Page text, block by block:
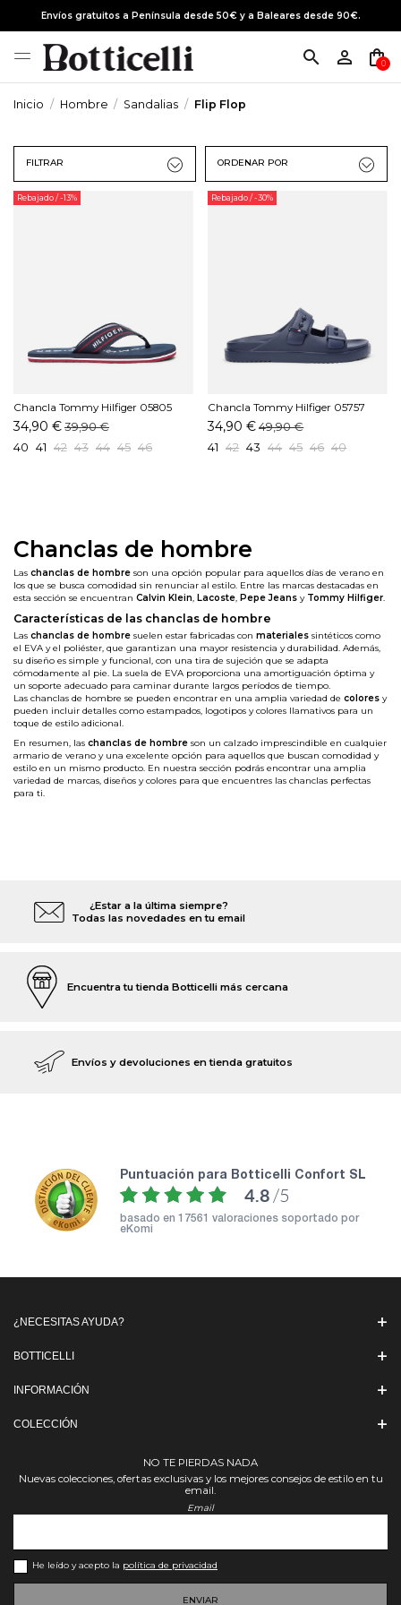
Envíos gratuitos a Península desde 50€ y a Baleares desde 90€.
search person_outline shopping_bag
0
Inicio Hombre Sandalias Flip Flop
FILTRAR ORDENAR POR
Rebajado/ -13%
Chancla Tommy Hilfiger 05805
DW5 Marino
34,90 €39,90 €
40 41 42 43 44 45 46
Rebajado/ -30%
Chancla Tommy Hilfiger 05757
DW5 Marino
34,90 € 49,90 €
41 42 43 44 45 46 40
Chanclas de hombre
Las chanclas de hombre son una opción popular para aquellos días de verano en
los que se busca comodidad sin renunciar al estilo. Entre las marcas destacadas en
esta sección se encuentran Calvin Klein, Lacoste, Pepe Jeans y Tommy Hilfiger.
Características de las chanclas de hombre
Las chanclas de hombre suelen estar fabricadas con materiales sintéticos como
el EVA y el poliéster, que garantizan una mayor resistencia y durabilidad. Además,
su diseño es simple y funcional, con una tira de sujeción que se adapta
cómodamente al pie. La suela de EVA proporciona una amortiguación óptima y
un soporte adecuado para caminar durante largos períodos de tiempo.
Las chanclas de hombre se pueden encontrar en una amplia variedad de colores y
pueden incluir detalles como estampados, logotipos y colores llamativos para un
toque de estilo adicional.
En resumen, las chanclas de hombre son un calzado imprescindible en cualquier
armario de verano y una excelente opción para aquellos que buscan comodidad y
estilo en un mismo producto. En nuestra sección podrás encontrar una amplia
variedad de marcas, diseños y colores para que encuentres las chanclas perfectas
para ti.
¿Estar a la última siempre?
Todas las novedades en tu email
Encuentra tu tienda Botticelli más cercana
Envíos y devoluciones en tienda gratuitos
puntuación para Botticelli Confort SL
4.8 /5
basado en 17561 valoraciones soportado por
eKomi
¿NECESITAS AYUDA?
BOTTICELLI
INFORMACIÓN
COLECCIÓN
NO TE PIERDAS NADA
Nuevas colecciones, ofertas exclusivas y los mejores consejos de estilo en tu
email.
Email
He leído y acepto la política de privacidad
ENVIAR